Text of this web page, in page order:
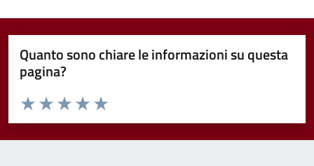
Quanto sono chiare le informazioni su questa
pagina?
Valuta da 1 a 5 stelle la pagina
Valuta 5 stelle su 5
Valuta 4 stelle su 5
Valuta 3 stelle su 5
Valuta 2 stelle su 5
Valuta 1 stelle su 5